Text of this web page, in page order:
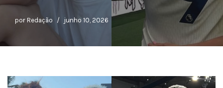
por Redação junho 10, 2026